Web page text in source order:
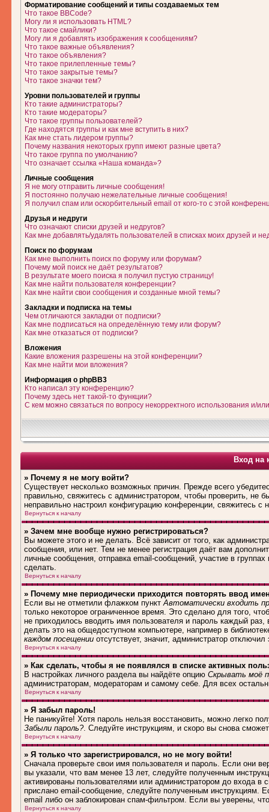
Форматирование сообщений и типы создаваемых тем
Что такое BBCode?
Могу ли я использовать HTML?
Что такое смайлики?
Могу ли я добавлять изображения к сообщениям?
Что такое важные объявления?
Что такое объявления?
Что такое прилепленные темы?
Что такое закрытые темы?
Что такое значки тем?
Уровни пользователей и группы
Кто такие администраторы?
Кто такие модераторы?
Что такое группы пользователей?
Где находятся группы и как мне вступить в них?
Как мне стать лидером группы?
Почему названия некоторых групп имеют разные цвета?
Что такое группа по умолчанию?
Что означает ссылка «Наша команда»?
Личные сообщения
Я не могу отправить личные сообщения!
Я постоянно получаю нежелательные личные сообщения!
Я получил спам или оскорбительный email от кого-то с этой
Друзья и недруги
Что означают списки друзей и недругов?
Как мне добавлять/удалять пользователей в списках моих друзей и
Поиск по форумам
Как мне выполнить поиск по форуму или форумам?
Почему мой поиск не даёт результатов?
В результате моего поиска я получил пустую страницу!
Как мне найти пользователя конференции?
Как мне найти свои сообщения и созданные мной темы?
Закладки и подписка на темы
Чем отличаются закладки от подписки?
Как мне подписаться на определённую тему или форум?
Как мне отказаться от подписки?
Вложения
Какие вложения разрешены на этой конференции?
Как мне найти мои вложения?
Информация о phpBB3
Кто написал эту конференцию?
Почему здесь нет такой-то функции?
С кем можно связаться по вопросу некорректного использования и/
Вход на
» Почему я не могу войти?
Существует несколько возможных причин. Прежде всего
правильно, свяжитесь с администратором, чтобы проверить, не
неправильно настроил конфигурацию конференции, свяжитесь с
Вернуться к началу
» Зачем мне вообще нужно регистрироваться?
Вы можете этого и не делать. Всё зависит от того, как
сообщения, или нет. Тем не менее регистрация даёт вам
личные сообщения, отправка email-сообщений, участие в
сделать.
Вернуться к началу
» Почему мне периодически приходится повторять ввод
Если вы не отметили флажком пунктАвтоматически входить
только некоторое ограниченное время. Это сделано для того,
не приходилось вводить имя пользователя и пароль каждый
делать это на общедоступном компьютере, например в
каждом посещении отсутствует, значит, администратор
Вернуться к началу
» Как сделать, чтобы я не появлялся в списке активных
В настройках личного раздела вы найдёте опцию Скрывать моё
администраторам, модераторам и самому себе. Для всех
Вернуться к началу
» Я забыл пароль!
Не паникуйте! Хотя пароль нельзя восстановить, можно легко
Забыли пароль?. Следуйте инструкциям, и скоро вы снова
Вернуться к началу
» Я только что зарегистрировался, но не могу войти!
Сначала проверьте свои имя пользователя и пароль. Если они
вы указали, что вам менее 13 лет, следуйте полученным
активированы пользователями или администратором до входа
прислано email-сообщение, следуйте полученным инструкциям.
email либо он заблокирован спам-фильтром. Если вы уверены,
Вернуться к началу